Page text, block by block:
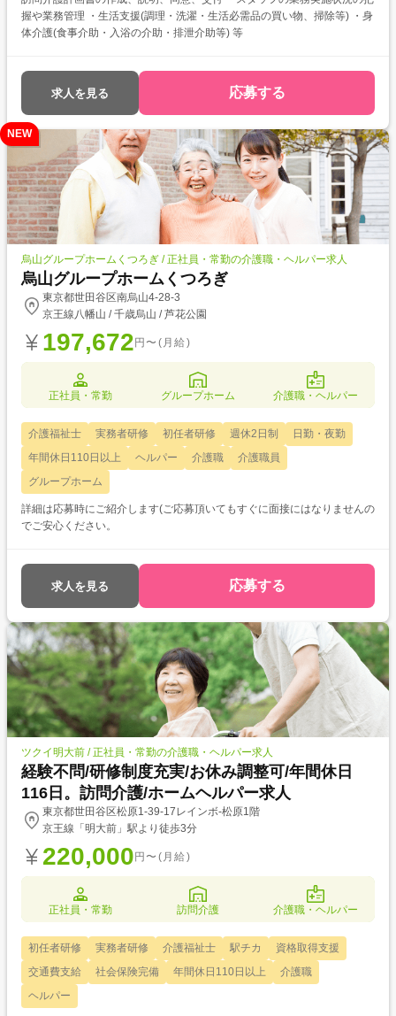
握や業務管理 ・生活支援(調理・洗濯・生活必需品の買い物、掃除等) ・身
体介護(食事介助・入浴の介助・排泄介助等) 等
求人を見る 応募する
NEW
烏山グループホームくつろぎ / 正社員・常勤の介護職・ヘルパー求人
烏山グループホームくつろぎ
東京都世田谷区南烏山4-28-3
京王線八幡山 / 千歳烏山 / 芦花公園
197,672 円〜(月給)
正社員・常勤 グループホーム 介護職・ヘルパー
介護福祉士 実務者研修 初任者研修 週休2日制
日勤・夜勤
年間休日110日以上
ヘルパー 介護職
介護職員
グループホーム
詳細は応募時にご紹介します(ご応募頂いてもすぐに面接にはなりませんの
でご安心ください。
求人を見る 応募する
ツクイ明大前 / 正社員・常勤の介護職・ヘルパー求人
経験不問/研修制度充実/お休み調整可/年間休日
116日。訪問介護/ホームヘルパー求人
東京都世田谷区松原1-39-17レインボ-松原1階
京王線「明大前」駅より徒歩3分
220,000 円〜(月給)
正社員・常勤 訪問介護 介護職・ヘルパー
初任者研修 実務者研修 介護福祉士 駅チカ
資格取得支援
交通費支給
社会保険完備 年間休日110日以上
介護職
ヘルパー